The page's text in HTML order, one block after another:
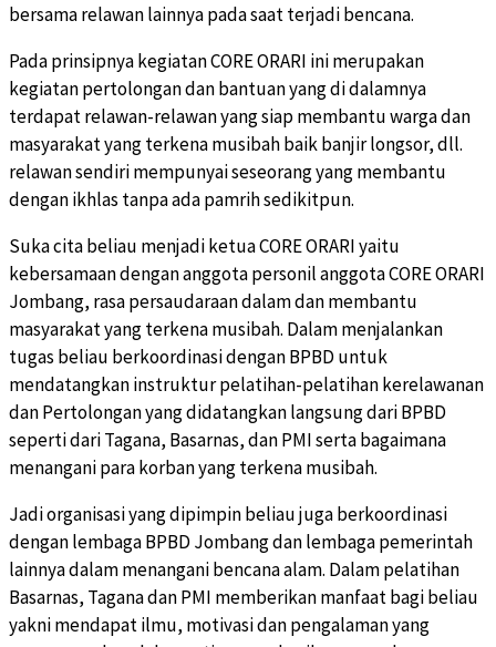
bersama relawan lainnya pada saat terjadi bencana.
Pada prinsipnya kegiatan CORE ORARI ini merupakan
kegiatan pertolongan dan bantuan yang di dalamnya
terdapat relawan-relawan yang siap membantu warga dan
masyarakat yang terkena musibah baik banjir longsor, dll.
relawan sendiri mempunyai seseorang yang membantu
dengan ikhlas tanpa ada pamrih sedikitpun.
Suka cita beliau menjadi ketua CORE ORARI yaitu
kebersamaan dengan anggota personil anggota CORE ORARI
Jombang, rasa persaudaraan dalam dan membantu
masyarakat yang terkena musibah. Dalam menjalankan
tugas beliau berkoordinasi dengan BPBD untuk
mendatangkan instruktur pelatihan-pelatihan kerelawanan
dan Pertolongan yang didatangkan langsung dari BPBD
seperti dari Tagana, Basarnas, dan PMI serta bagaimana
menangani para korban yang terkena musibah.
Jadi organisasi yang dipimpin beliau juga berkoordinasi
dengan lembaga BPBD Jombang dan lembaga pemerintah
lainnya dalam menangani bencana alam. Dalam pelatihan
Basarnas, Tagana dan PMI memberikan manfaat bagi beliau
yakni mendapat ilmu, motivasi dan pengalaman yang